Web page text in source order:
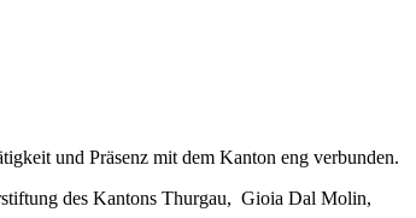
und Präsenz mit dem Kanton eng verbunden.
des Kantons Thurgau, Gioia Dal Molin,